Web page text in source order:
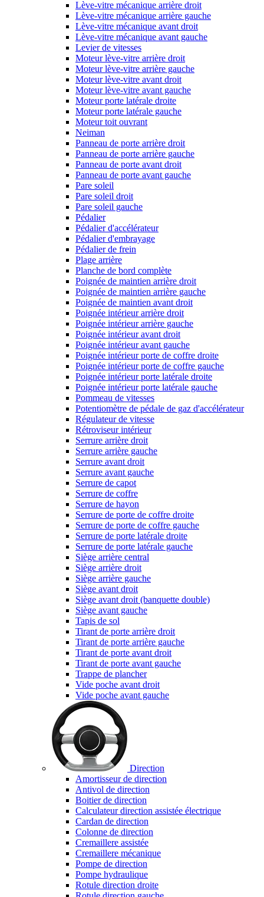
Lève-vitre mécanique arrière droit
Lève-vitre mécanique arrière gauche
Lève-vitre mécanique avant droit
Lève-vitre mécanique avant gauche
Levier de vitesses
Moteur lève-vitre arrière droit
Moteur lève-vitre arrière gauche
Moteur lève-vitre avant droit
Moteur lève-vitre avant gauche
Moteur porte latérale droite
Moteur porte latérale gauche
Moteur toit ouvrant
Neiman
Panneau de porte arrière droit
Panneau de porte arrière gauche
Panneau de porte avant droit
Panneau de porte avant gauche
Pare soleil
Pare soleil droit
Pare soleil gauche
Pédalier
Pédalier d'accélérateur
Pédalier d'embrayage
Pédalier de frein
Plage arrière
Planche de bord complète
Poignée de maintien arrière droit
Poignée de maintien arrière gauche
Poignée de maintien avant droit
Poignée intérieur arrière droit
Poignée intérieur arrière gauche
Poignée intérieur avant droit
Poignée intérieur avant gauche
Poignée intérieur porte de coffre droite
Poignée intérieur porte de coffre gauche
Poignée intérieur porte latérale droite
Poignée intérieur porte latérale gauche
Pommeau de vitesses
Potentiomètre de pédale de gaz d'accélérateur
Régulateur de vitesse
Rétroviseur intérieur
Serrure arrière droit
Serrure arrière gauche
Serrure avant droit
Serrure avant gauche
Serrure de capot
Serrure de coffre
Serrure de hayon
Serrure de porte de coffre droite
Serrure de porte de coffre gauche
Serrure de porte latérale droite
Serrure de porte latérale gauche
Siège arrière central
Siège arrière droit
Siège arrière gauche
Siège avant droit
Siège avant droit (banquette double)
Siège avant gauche
Tapis de sol
Tirant de porte arrière droit
Tirant de porte arrière gauche
Tirant de porte avant droit
Tirant de porte avant gauche
Trappe de plancher
Vide poche avant droit
Vide poche avant gauche
Direction
Amortisseur de direction
Antivol de direction
Boitier de direction
Calculateur direction assistée électrique
Cardan de direction
Colonne de direction
Cremaillere assistée
Cremaillere mécanique
Pompe de direction
Pompe hydraulique
Rotule direction droite